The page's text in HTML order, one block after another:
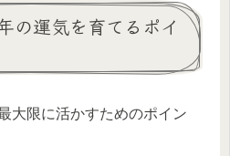
の運気を育てるポイ
大限に活かすためのポイン